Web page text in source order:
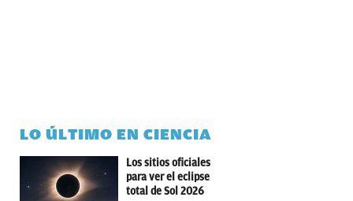
LO ÚLTIMO EN CIENCIA
Los sitios oficiales
para ver el eclipse
total de Sol 2026